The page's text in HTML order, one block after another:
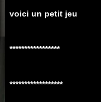
voici un petit jeu
*****************
******************